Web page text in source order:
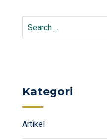
Search
Kategori
Artikel